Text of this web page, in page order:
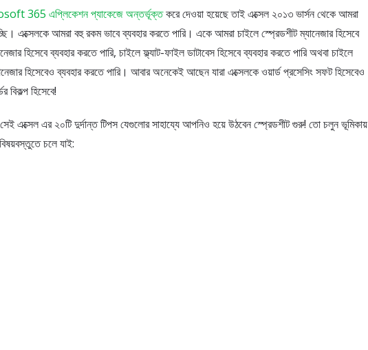
365 এপ্লিকেশন প্যাকেজে অন্তর্ভূক্তকরে দেওয়া হয়েছে তাই এক্সেল ২০১৩ ভার্সন থেকে আমরা
এক্সেলকে আমরা বহু রকম ভাবে ব্যবহার করতে পারি। একে আমরা চাইলে স্প্রেডশীট ম্যানেজার হিসেবে
হিসেবে ব্যবহার করতে পারি, চাইলে ফ্ল্যাট-ফাইল ডাটাবেস হিসেবে ব্যবহার করতে পারি অথবা চাইলে
হিসেবেও ব্যবহার করতে পারি। আবার অনেকেই আছেন যারা এক্সেলকে ওয়ার্ড প্রসেসিং সফট হিসেবেও
বিকল্প হিসেবে!
এক্সেল এর ২০টি দুর্দান্ত টিপস যেগুলোর সাহায্যে আপনিও হয়ে উঠবেন স্প্রেডশীট গুরু! তো চলুন ভূমিকায়
চলে যাই: